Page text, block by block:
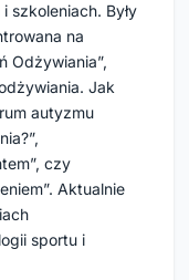
szkoleniach. Były
na
Odżywiania”,
Jak
autyzmu
czy
Aktualnie
sportu i